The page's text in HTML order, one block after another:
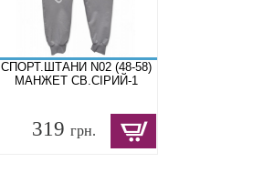
СПОРТ.ШТАНИ N02 (48-58)
МАНЖЕТ СВ.СІРИЙ-1
319 грн.